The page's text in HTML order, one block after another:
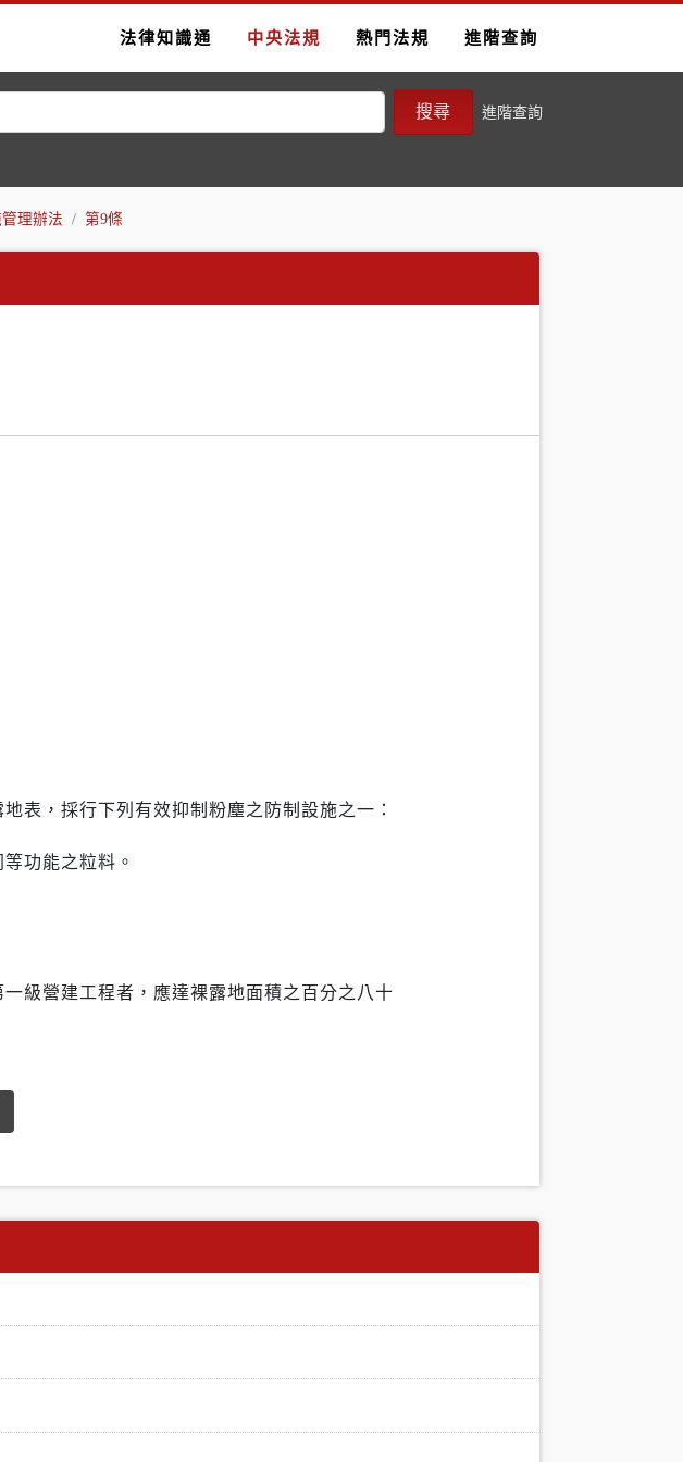
法律知識通 中央法規 熱門法規 進階查詢
搜尋 進階查詢
理辦法 第9條
表，採行下列有效抑制粉塵之防制設施之一：
功能之粒料。
級營建工程者，應達裸露地面積之百分之八十